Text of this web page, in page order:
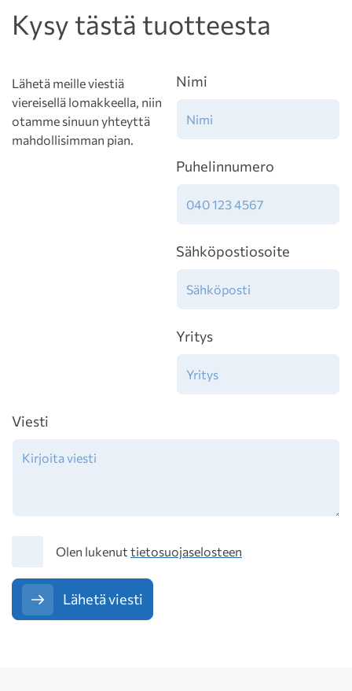
Kysy tästä tuotteesta
Lähetä meille viestiä
viereisellä lomakkeella, niin
otamme sinuun yhteyttä
mahdollisimman pian.
Nimi
Puhelinnumero
Sähköpostiosoite
Yritys
Viesti
TietosuojaOlen lukenut tietosuojaselosteen
Lähetä viesti